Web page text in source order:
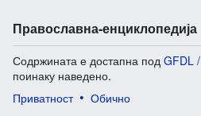
Православна-енциклопедија
Содржината е достапна под GFDL
поинаку наведено.
Приватност
Обично